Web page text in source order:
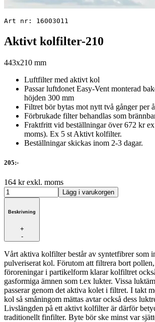
Art nr: 16003011
Aktivt kolfilter-210
443x210 mm
Luftfilter med aktivt kol
Passar luftdonet Easy-Vent monterad
höjden 300 mm
Filtret bör bytas mot nytt två gånger per
Förbrukade filter behandlas som
Fraktfritt vid beställningar över 672 kr
moms). Ex 5 st Aktivt kolfilter.
Beställningar skickas inom 2-3 dagar.
205:-
164 kr exkl. moms
Beskrivning
+
-
Vårt aktiva kolfilter består av syntetfibrer som
pulveriserat kol. Förutom att filtrera bort
föroreningar i partikelform klarar kolfiltret
gasformiga ämnen som t.ex lukter. Vissa
passerar genom det aktiva kolet i filtret. I takt
kol så småningom mättas avtar också dess
Livslängden på ett aktivt kolfilter är därför
traditionellt finfilter. Byte bör ske minst var